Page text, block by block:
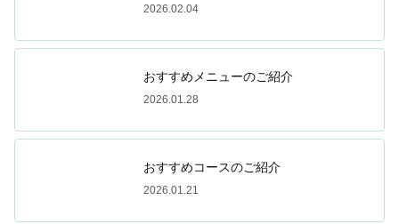
2026.02.04
おすすめメニューのご紹介
2026.01.28
おすすめコースのご紹介
2026.01.21